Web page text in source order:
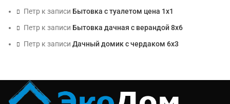
Петр к записи Бытовка с туалетом цена 1х1
Петр к записи Бытовка дачная с верандой 8х6
Петр к записи Дачный домик с чердаком 6х3